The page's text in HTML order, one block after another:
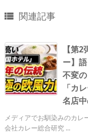
 関連記事
【第
ー】
不変
「カ
名店
メディアでお馴染みのカレ
会社カレー総合研究 ...